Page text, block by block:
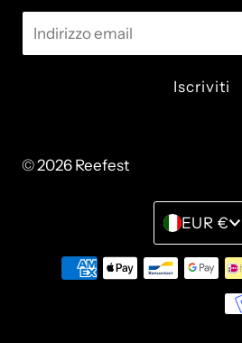
© 2026 Reefest
Monetay
EUR €